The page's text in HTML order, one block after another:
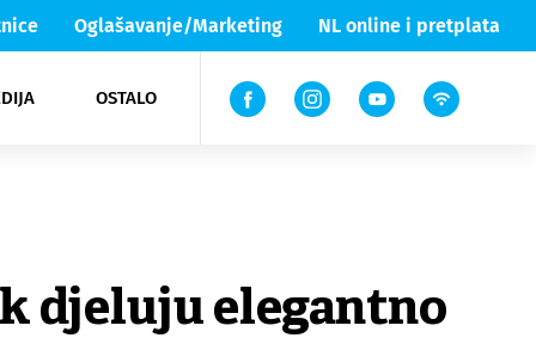
Oglašavanje/Marketing NL online i pretplata
OSTALO
Lika & Senj
TV
djeluju elegantno